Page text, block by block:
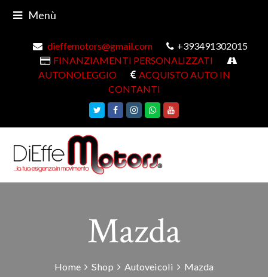
Menù
dieffemotors@gmail.com
+393491302015
FINANZIAMENTI PERSONALIZZATI
AUTONOLEGGIO
ACQUISTO AUTO IN
CONTANTI
TwitterFacebookInstagram
Whatsapp
Youtube
Mazda
Home Shop Autoveicoli Mazda